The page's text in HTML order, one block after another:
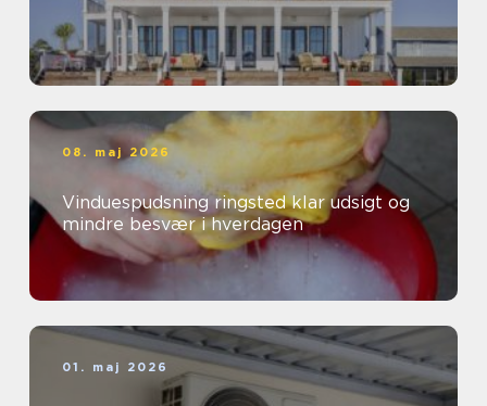
08. maj 2026
Vinduespudsning ringsted klar udsigt og
mindre besvær i hverdagen
01. maj 2026